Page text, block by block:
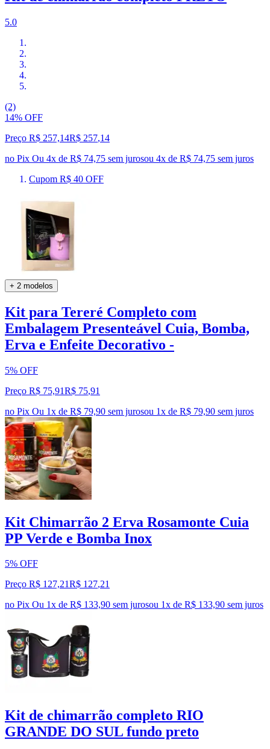
5.0
(2)
14% OFF
Preço R$ 257,14R$ 257,14
no Pix Ou 4x de R$ 74,75 sem jurosou 4x de R$ 74,75 sem juros
Cupom R$ 40 OFF
+ 2 modelos
Kit para Tereré Completo com
Embalagem Presenteável Cuia, Bomba,
Erva e Enfeite Decorativo -
5% OFF
Preço R$ 75,91R$ 75,91
no Pix Ou 1x de R$ 79,90 sem jurosou 1x de R$ 79,90 sem juros
Kit Chimarrão 2 Erva Rosamonte Cuia
PP Verde e Bomba Inox
5% OFF
Preço R$ 127,21R$ 127,21
no Pix Ou 1x de R$ 133,90 sem jurosou 1x de R$ 133,90 sem juros
Kit de chimarrão completo RIO
GRANDE DO SUL fundo preto